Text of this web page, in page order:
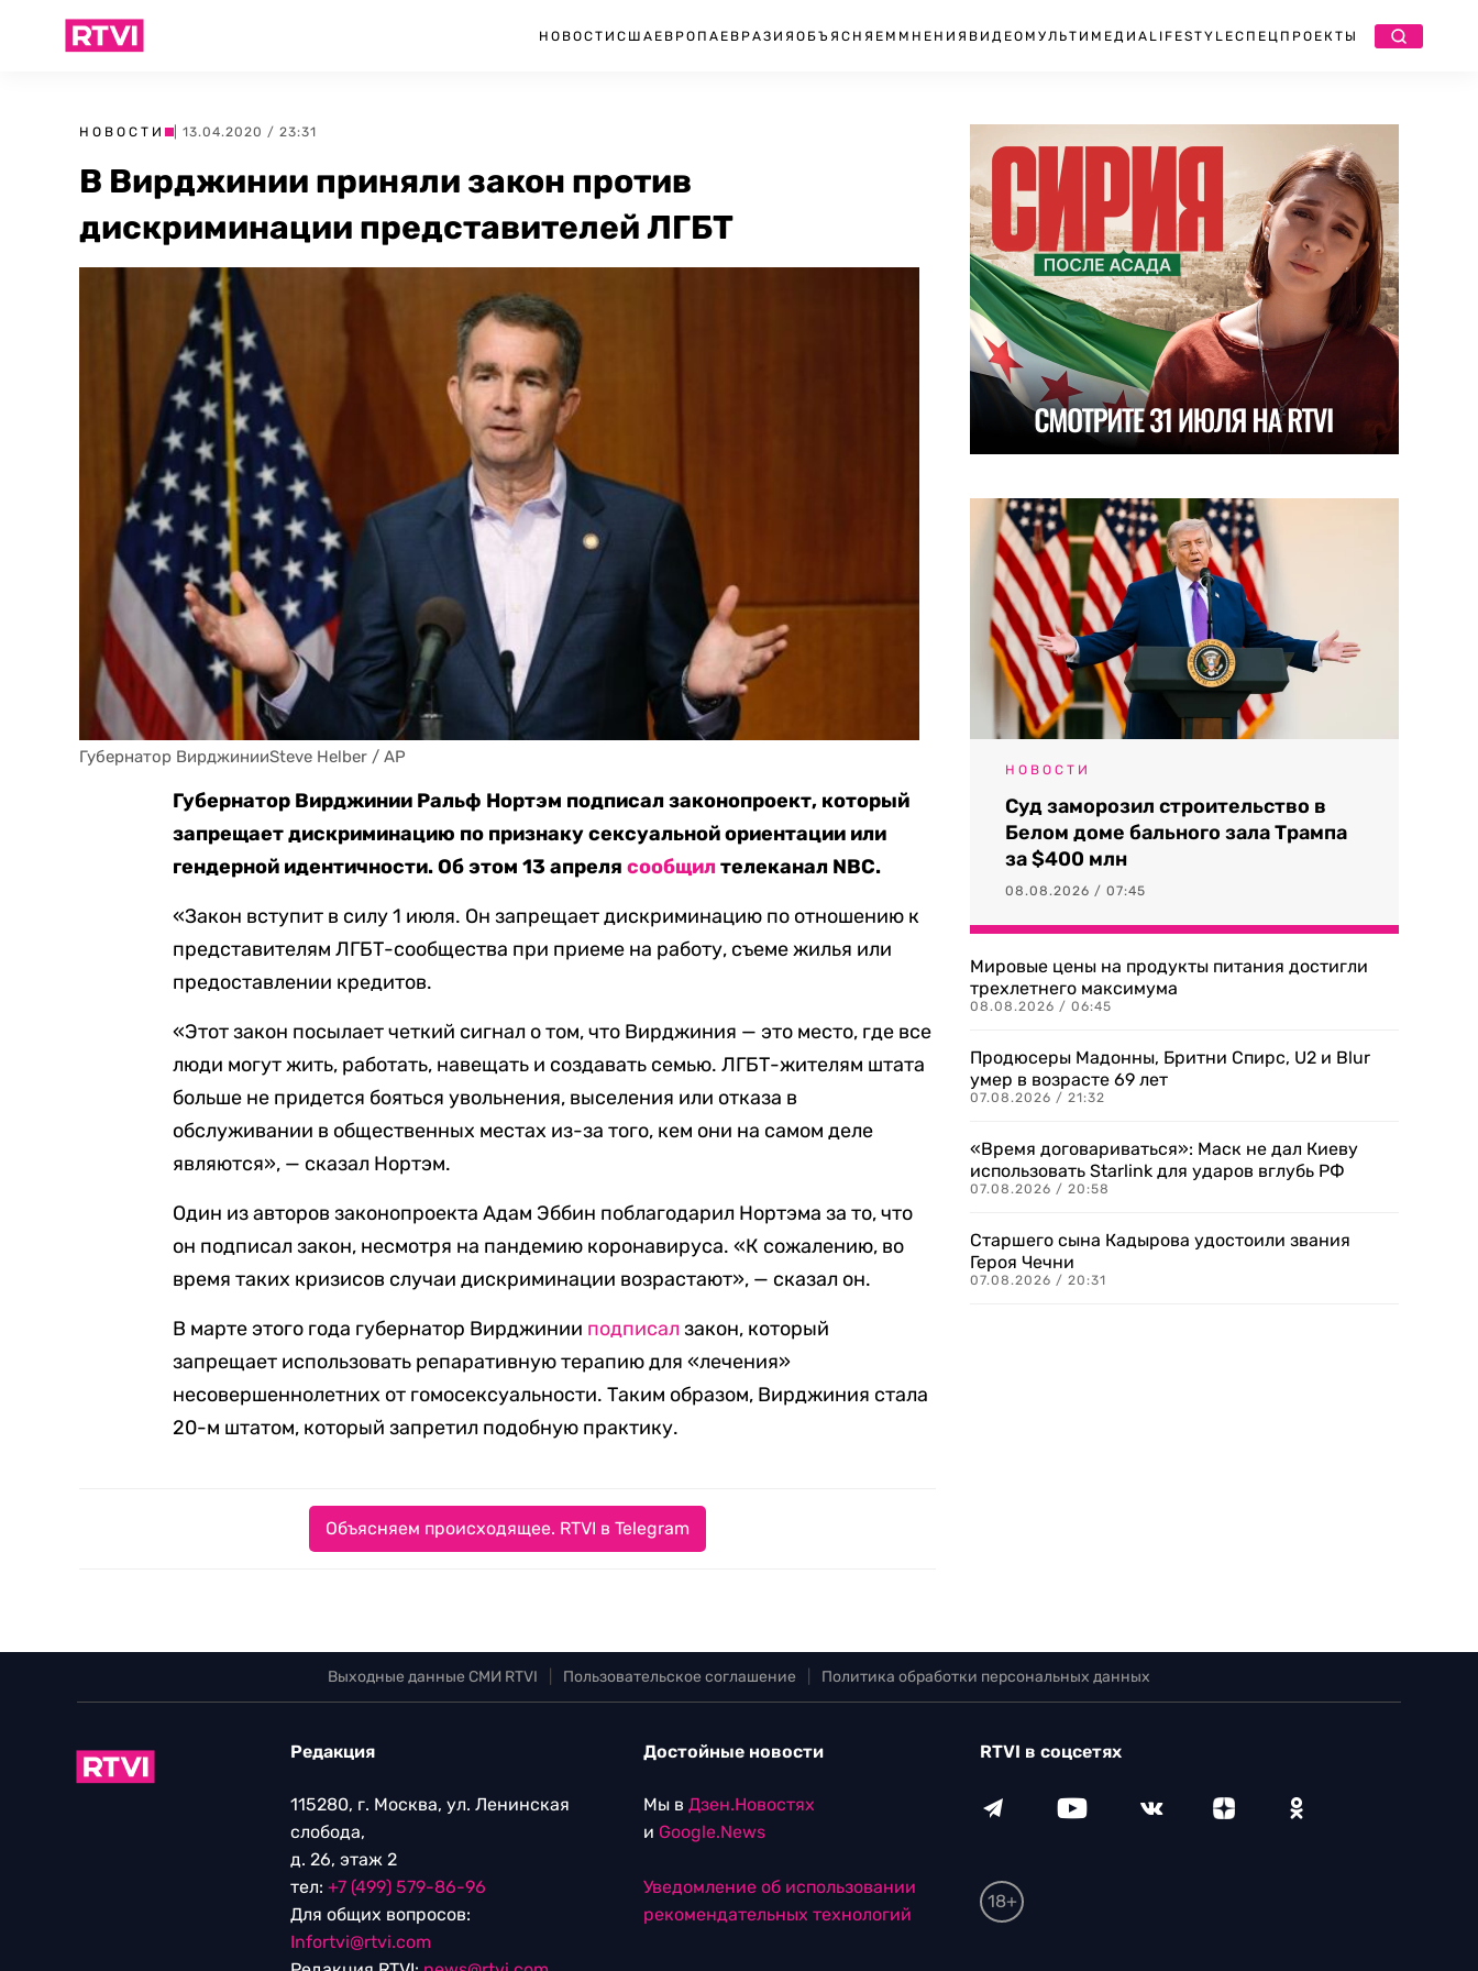
НОВОСТИ США ЕВРОПА ЕВРАЗИЯ ОБЪЯСНЯЕМ МНЕНИЯ ВИДЕО МУЛЬТИМЕДИА LIFESTYLEСПЕЦПРОЕКТЫ
НОВОСТИ | 13.04.2020 / 23:31
В Вирджинии приняли закон против
дискриминации представителей ЛГБТ
Губернатор ВирджинииSteve Helber / AP
Губернатор Вирджинии Ральф Нортэм подписал законопроект, который
запрещает дискриминацию по признаку сексуальной ориентации или
гендерной идентичности. Об этом 13 апрелясообщилтелеканал NBC.
«Закон вступит в силу 1 июля. Он запрещает дискриминацию по отношению к
представителям ЛГБТ-сообщества при приеме на работу, съеме жилья или
предоставлении кредитов.
«Этот закон посылает четкий сигнал о том, что Вирджиния — это место, где все
люди могут жить, работать, навещать и создавать семью. ЛГБТ-жителям штата
больше не придется бояться увольнения, выселения или отказа в
обслуживании в общественных местах из-за того, кем они на самом деле
являются», — сказал Нортэм.
Один из авторов законопроекта Адам Эббин поблагодарил Нортэма за то, что
он подписал закон, несмотря на пандемию коронавируса. «К сожалению, во
время таких кризисов случаи дискриминации возрастают», — сказал он.
В марте этого года губернатор Вирджинии подписал закон, который
запрещает использовать репаративную терапию для «лечения»
несовершеннолетних от гомосексуальности. Таким образом, Вирджиния стала
20-м штатом, который запретил подобную практику.
Объясняем происходящее. RTVI в Telegram
НОВОСТИ
Суд заморозил строительство в
Белом доме бального зала Трампа
за $400 млн
08.08.2026 / 07:45
Мировые цены на продукты питания достигли
трехлетнего максимума
08.08.2026 / 06:45
Продюсеры Мадонны, Бритни Спирс, U2 и Blur
умер в возрасте 69 лет
07.08.2026 / 21:32
«Время договариваться»: Маск не дал Киеву
использовать Starlink для ударов вглубь РФ
07.08.2026 / 20:58
Старшего сына Кадырова удостоили звания
Героя Чечни
07.08.2026 / 20:31
Выходные данные СМИ RTVI Пользовательское соглашение Политика обработки персональных данных
Редакция
115280, г. Москва, ул. Ленинская
слобода,
д. 26, этаж 2
тел: +7 (499) 579-86-96
Для общих вопросов:
Infortvi@rtvi.com
Достойные новости
Мы в Дзен.Новостях
и Google.News
Уведомление об использовании
рекомендательных технологий
RTVI в соцсетях
18+